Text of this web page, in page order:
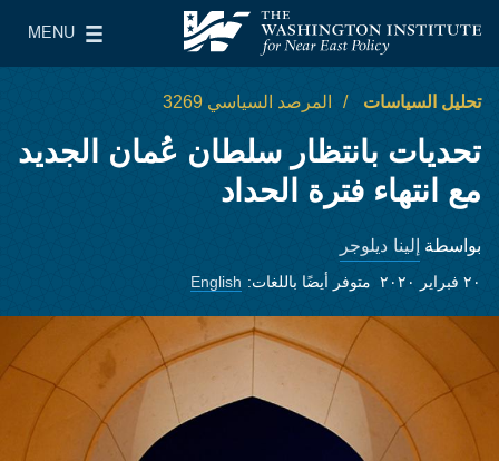
معهد واشنطن لسياسات الشرق الأدنى
MENU
Main Menu
تحليل السياسات المرصد السياسي 3269
تحديات بانتظار سلطان عُمان الجديد
مع انتهاء فترة الحداد
بواسطة إلينا ديلوجر
٢٠ فبراير ٢٠٢٠ متوفر أيضًا باللغات: English